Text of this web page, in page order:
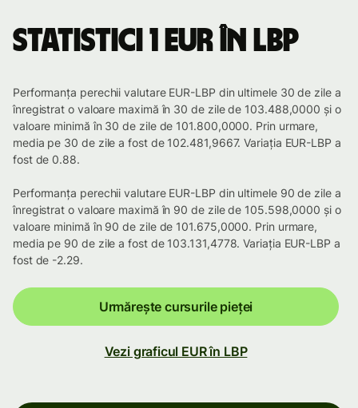
Statistici 1 EUR în LBP
Performanța perechii valutare EUR-LBP din ultimele 30 de zile a
înregistrat o valoare maximă în 30 de zile de 103.488,0000 și o
valoare minimă în 30 de zile de 101.800,0000. Prin urmare,
media pe 30 de zile a fost de 102.481,9667. Variația EUR-LBP a
fost de 0.88.
Performanța perechii valutare EUR-LBP din ultimele 90 de zile a
înregistrat o valoare maximă în 90 de zile de 105.598,0000 și o
valoare minimă în 90 de zile de 101.675,0000. Prin urmare,
media pe 90 de zile a fost de 103.131,4778. Variația EUR-LBP a
fost de -2.29.
Urmărește cursurile pieței
Vezi graficul EUR în LBP